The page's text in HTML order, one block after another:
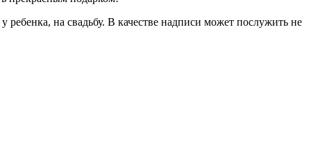
на свадьбу. В качестве надписи может послужить не